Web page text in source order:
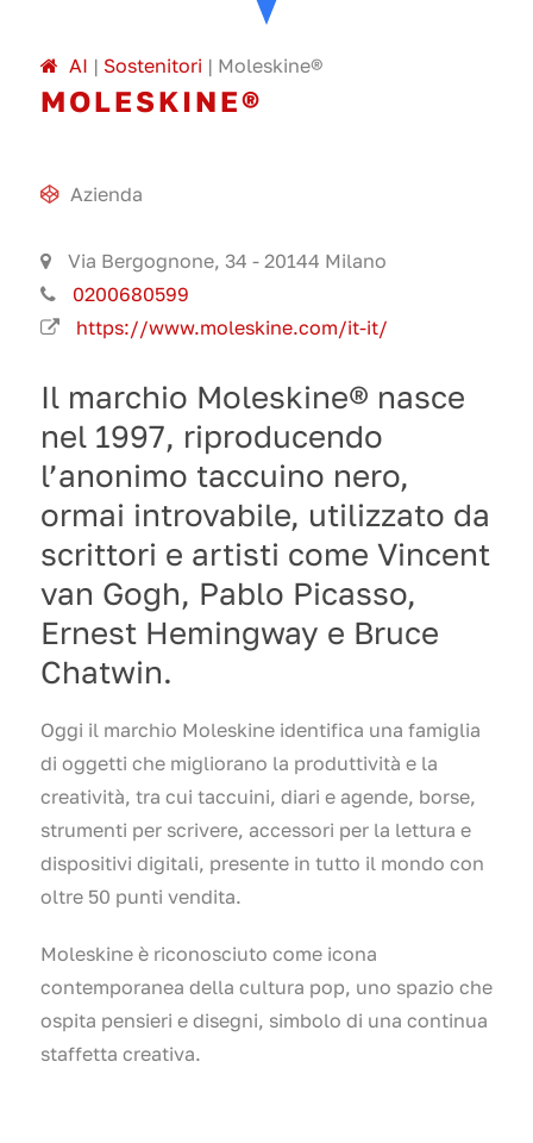
AI | Sostenitori | Moleskine®
MOLESKINE®
Azienda
Via Bergognone, 34 - 20144 Milano
0200680599
https://www.moleskine.com/it-it/
Il marchio Moleskine® nasce
nel 1997, riproducendo
l’anonimo taccuino nero,
ormai introvabile, utilizzato da
scrittori e artisti come Vincent
van Gogh, Pablo Picasso,
Ernest Hemingway e Bruce
Chatwin.
Oggi il marchio Moleskine identifica una famiglia
di oggetti che migliorano la produttività e la
creatività, tra cui taccuini, diari e agende, borse,
strumenti per scrivere, accessori per la lettura e
dispositivi digitali, presente in tutto il mondo con
oltre 50 punti vendita.
Moleskine è riconosciuto come icona
contemporanea della cultura pop, uno spazio che
ospita pensieri e disegni, simbolo di una continua
staffetta creativa.